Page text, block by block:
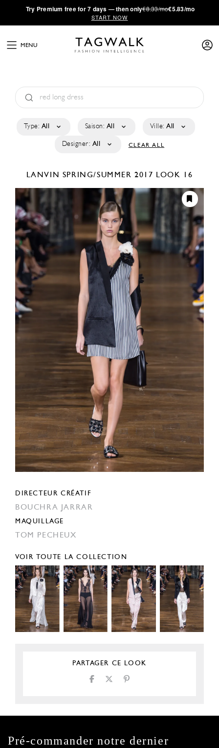
·Try Premium free for 7 days — then only€8.33/mo€5.83/mo
START NOW
MENU
Type: All Saison: All Ville: All
Designer: All CLEAR ALL
LANVIN SPRING/SUMMER 2017 LOOK 16
DIRECTEUR CRÉATIF
BOUCHRA JARRAR
MAQUILLAGE
TOM PECHEUX
VOIR TOUTE LA COLLECTION
PARTAGER CE LOOK
Pré-commander notre dernier